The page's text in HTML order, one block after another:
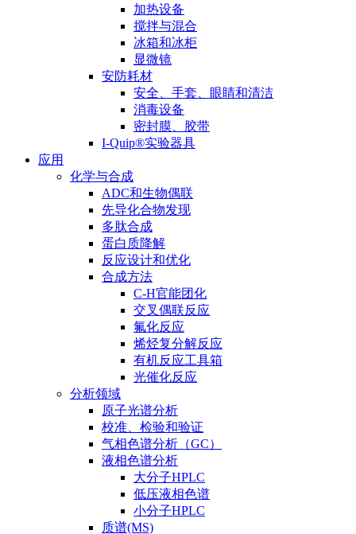
加热设备
搅拌与混合
冰箱和冰柜
显微镜
安防耗材
安全、手套、眼睛和清洁
消毒设备
密封膜、胶带
I-Quip®️实验器具
应用
化学与合成
ADC和生物偶联
先导化合物发现
多肽合成
蛋白质降解
反应设计和优化
合成方法
C-H官能团化
交叉偶联反应
氟化反应
烯烃复分解反应
有机反应工具箱
光催化反应
分析领域
原子光谱分析
校准、检验和验证
气相色谱分析（GC）
液相色谱分析
大分子HPLC
低压液相色谱
小分子HPLC
质谱(MS)